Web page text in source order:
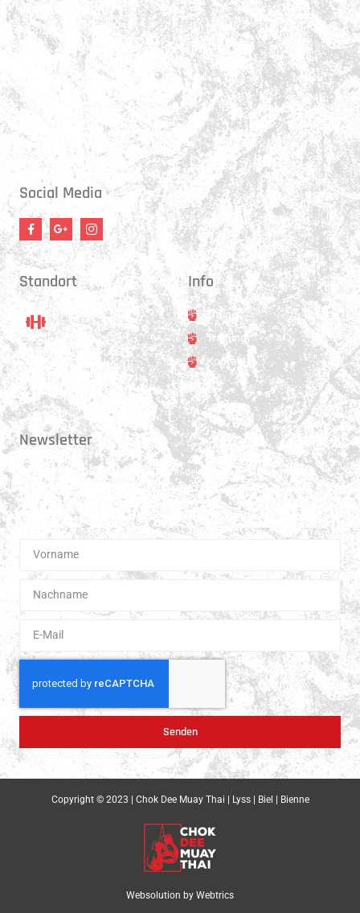
Öffnungszeiten
Montag:
17:15 - 21:00 Uhr
Mittwoch:
17:30 - 21:00 Uhr
Donnerstag:
17:15 - 18:45 Uhr
17:30 - 21:00 Uhr
Social Media
Standort
Standort
Hauptstrasse 31
3250 Lyss
Info
Trainer
Training
Kontakt
Newsletter
Erhalte 1x pro Quartal unsere News in dein Postfach. Darüber hinaus
teilen wir gerne Spannendes und Lehrreiches aus der Welt des Muay Thai
Boxen.
Senden
Copyright © 2023 | Chok Dee Muay Thai | Lyss | Biel | Bienne
Websolution by Webtrics